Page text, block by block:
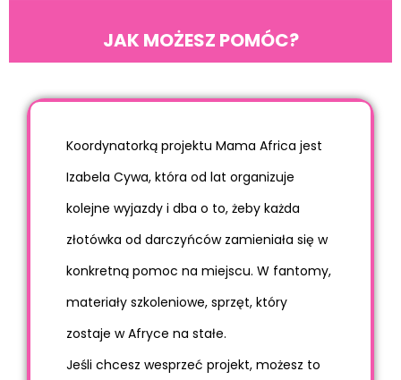
JAK MOŻESZ POMÓC?
Koordynatorką projektu Mama Africa jest
Izabela Cywa, która od lat organizuje
kolejne wyjazdy i dba o to, żeby każda
złotówka od darczyńców zamieniała się w
konkretną pomoc na miejscu. W fantomy,
materiały szkoleniowe, sprzęt, który
zostaje w Afryce na stałe.
Jeśli chcesz wesprzeć projekt, możesz to